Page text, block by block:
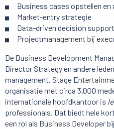
Business cases opstellen en
Market-entry strategie
Data-driven decision
Projectmanagement bij
De Business Development
Director Strategy en andere
management. Stage
organisatie met circa 3.000
internationale hoofdkantoor is
professionals. Dat biedt hele
een rol als Business Developer